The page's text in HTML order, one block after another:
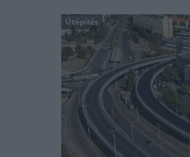
Útépítés